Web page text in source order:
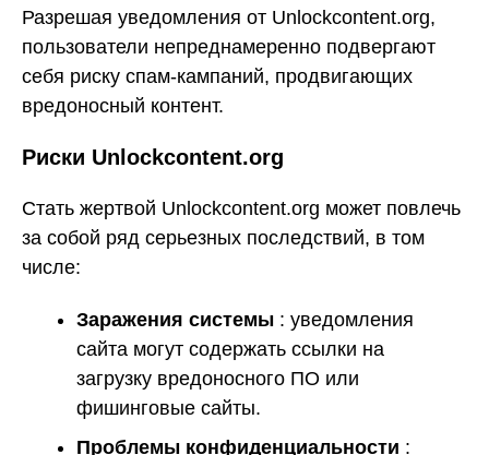
Разрешая уведомления от Unlockcontent.org,
пользователи непреднамеренно подвергают
себя риску спам-кампаний, продвигающих
вредоносный контент.
Риски Unlockcontent.org
Стать жертвой Unlockcontent.org может повлечь
за собой ряд серьезных последствий, в том
числе:
Заражения системы : уведомления
сайта могут содержать ссылки на
загрузку вредоносного ПО или
фишинговые сайты.
Проблемы конфиденциальности :